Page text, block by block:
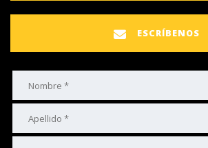
ESCRÍBENOS